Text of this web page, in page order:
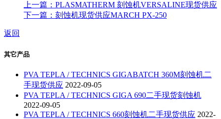
上一篇：PLASMATHERM 刻蚀机VERSALINE现货供应
下一篇：刻蚀机现货供应MARCH PX-250
返回
其它产品
PVA TEPLA / TECHNICS GIGABATCH 360M刻蚀机二
手现货供应 2022-09-05
PVA TEPLA / TECHNICS GIGA 690二手现货刻蚀机
2022-09-05
PVA TEPLA / TECHNICS 660刻蚀机二手现货供应 2022-